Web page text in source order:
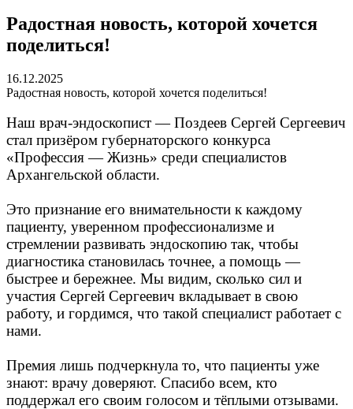
Радостная новость, которой хочется
поделиться!
16.12.2025
Радостная новость, которой хочется поделиться!
Наш врач-эндоскопист — Поздеев Сергей Сергеевич
стал призёром губернаторского конкурса
«Профессия — Жизнь» среди специалистов
Архангельской области.
Это признание его внимательности к каждому
пациенту, уверенном профессионализме и
стремлении развивать эндоскопию так, чтобы
диагностика становилась точнее, а помощь —
быстрее и бережнее. Мы видим, сколько сил и
участия Сергей Сергеевич вкладывает в свою
работу, и гордимся, что такой специалист работает с
нами.
Премия лишь подчеркнула то, что пациенты уже
знают: врачу доверяют. Спасибо всем, кто
поддержал его своим голосом и тёплыми отзывами.